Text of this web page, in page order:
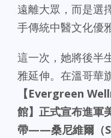
遠離大眾，而是選
手傳統中醫文化優
這一次，她將後半
雅延伸。在溫哥華
【Evergreen
館】正式宣布進軍
帶——桑尼維爾（